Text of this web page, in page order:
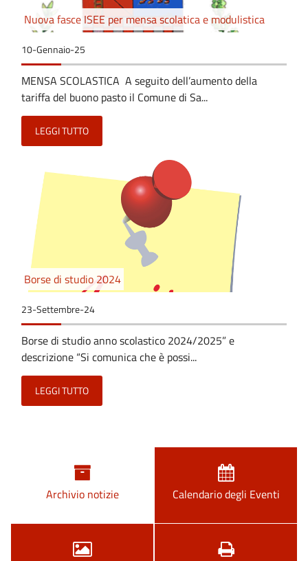
Nuova fasce ISEE per mensa scolatica e modulistica
10-Gennaio-25
MENSA SCOLASTICA A seguito dell’aumento della
tariffa del buono pasto il Comune di Sa...
LEGGI TUTTO
Borse di studio 2024
23-Settembre-24
Borse di studio anno scolastico 2024/2025” e
descrizione “Si comunica che è possi...
LEGGI TUTTO
Archivio notizie Calendario degli Eventi